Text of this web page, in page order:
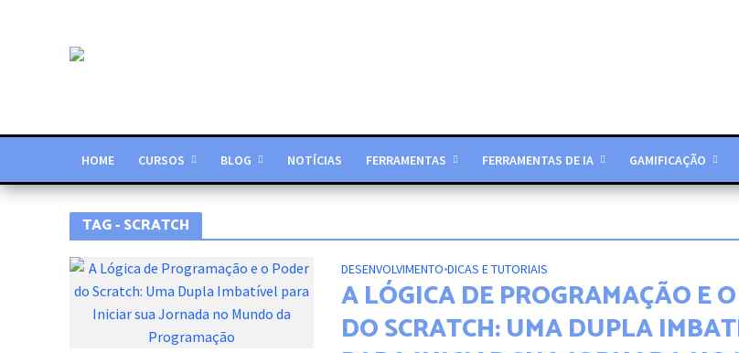
HOME CURSOS BLOG NOTÍCIAS FERRAMENTAS FERRAMENTAS DE IA GAMIFICAÇÃO
TAG - SCRATCH
DESENVOLVIMENTO•DICAS E TUTORIAIS
A LÓGICA DE PROGRAMAÇÃO E
DO SCRATCH: UMA DUPLA